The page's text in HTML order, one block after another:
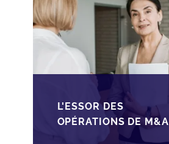
L'ESSOR DES
OPÉRATIONS DE M&A
MID-MARKET AU